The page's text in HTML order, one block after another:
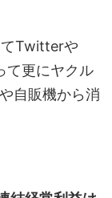
Twitterや
て更にヤクル
自販機から消